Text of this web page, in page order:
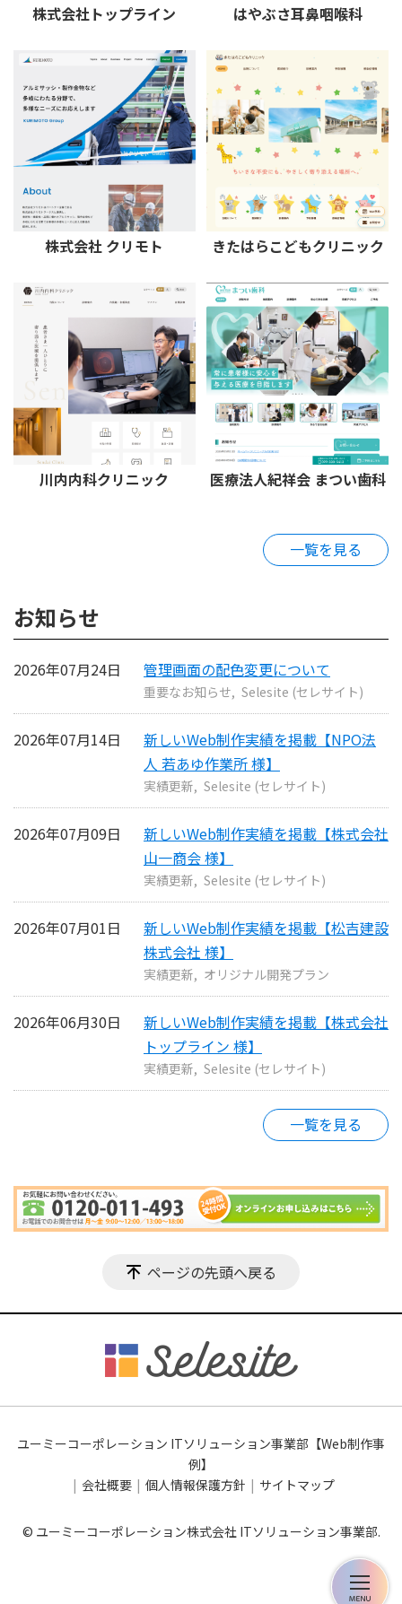
株式会社トップライン はやぶさ耳鼻咽喉科
株式会社 クリモト きたはらこどもクリニック
川内内科クリニック 医療法人紀祥会 まつい歯科
一覧を見る
お知らせ
管理画面の配色変更について
2026年07月24日
重要なお知らせ Selesite (セレサイト)
新しいWeb制作実績を掲載【NPO法
人 若あゆ作業所 様】
2026年07月14日
実績更新 Selesite (セレサイト)
新しいWeb制作実績を掲載【株式会社
山一商会 様】
2026年07月09日
実績更新 Selesite (セレサイト)
新しいWeb制作実績を掲載【松吉建設
株式会社 様】
2026年07月01日
実績更新 オリジナル開発プラン
新しいWeb制作実績を掲載【株式会社
トップライン 様】
2026年06月30日
実績更新 Selesite (セレサイト)
一覧を見る
ページの先頭へ戻る
ユーミーコーポレーション ITソリューション事業部【Web制作事
例】
会社概要
個人情報保護方針 サイトマップ
© ユーミーコーポレーション株式会社 ITソリューション事業部.